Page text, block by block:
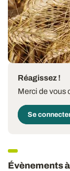
connaissez-vous
07 JUILL. 2026
Réagissez !
Merci de vous
Se
Évènements